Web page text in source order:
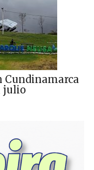
Cundinamarca
julio